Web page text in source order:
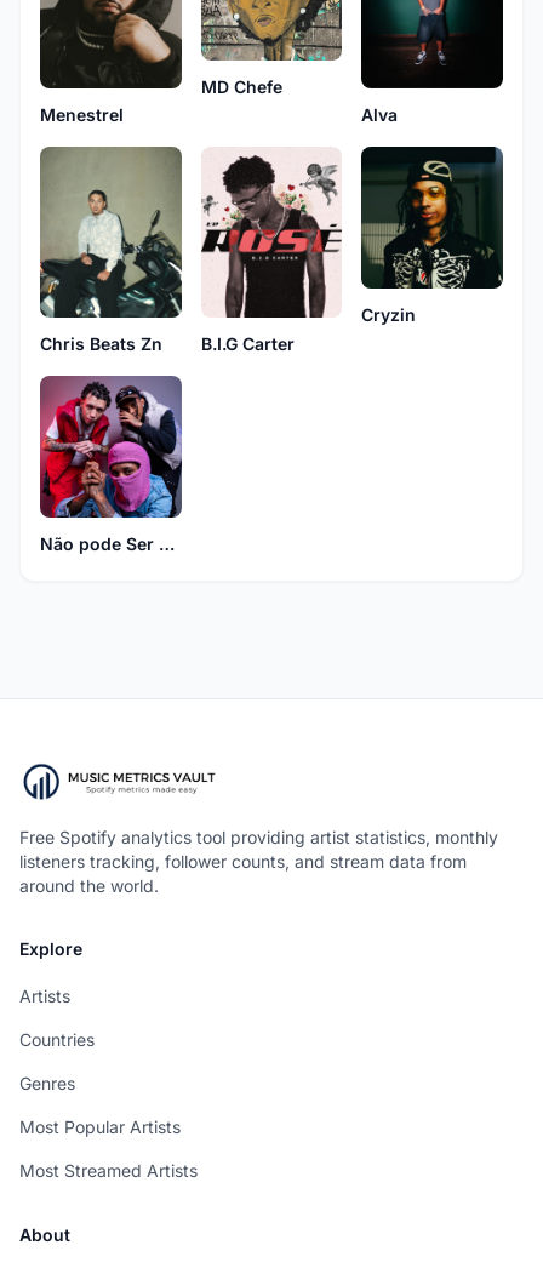
Menestrel
MD Chefe
Alva
Chris Beats Zn B.I.G Carter
Cryzin
Não pode Ser Nada
Free Spotify analytics tool providing artist statistics, monthly
listeners tracking, follower counts, and stream data from
around the world.
Explore
Artists
Countries
Genres
Most Popular Artists
Most Streamed Artists
About